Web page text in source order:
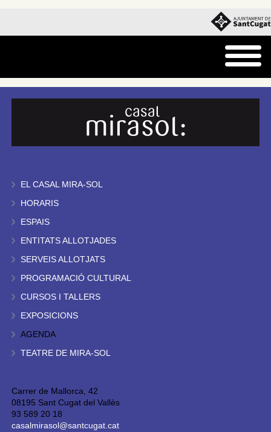
EL CASAL MIRA-SOL
HORARIS
ESPAIS
ENTITATS ALLOTJADES
SERVEIS ALLOTJATS
PROGRAMACIÓ CULTURAL
CURSOS I TALLERS
EXPOSICIONS
AGENDA
TEATRE DE MIRA-SOL
Carrer de Mallorca, 42
08195 Sant Cugat del Vallès
93 589 20 18
casalmirasol@santcugat.cat